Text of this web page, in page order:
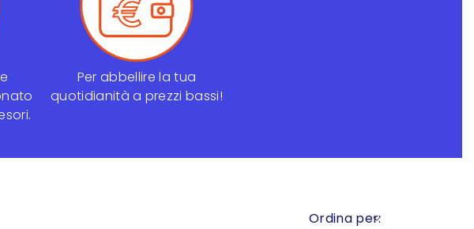
Per abbellire la tua
quotidianità a prezzi bassi!
Ordina per: